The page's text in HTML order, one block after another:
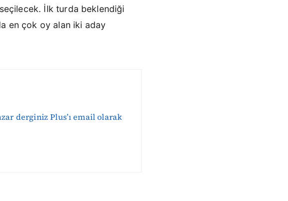
İlk turda beklendiği
en çok oy alan iki aday
derginiz Plus’ı email olarak